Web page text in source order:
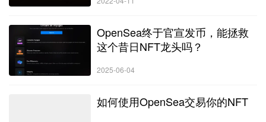
OpenSea终于官宣发币，能拯救
这个昔日NFT龙头吗？
2025-06-04
如何使用OpenSea交易你的NFT